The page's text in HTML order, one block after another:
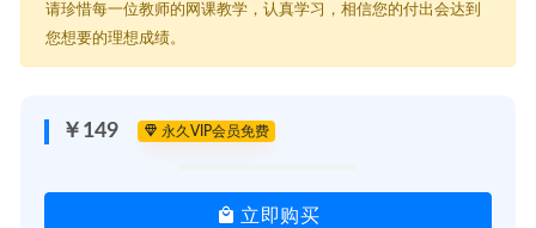
请珍惜每一位教师的网课教学，认真学习，相信您的付出会达到
您想要的理想成绩。
￥149 永久VIP会员免费
立即购买